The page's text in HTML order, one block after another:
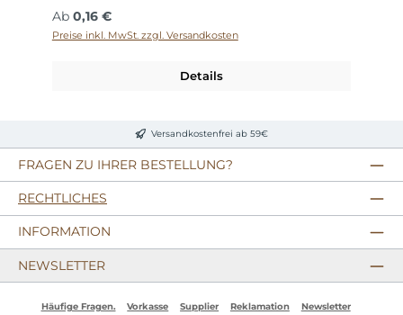
Regulärer Preis:
Ab 0,16 €
Preise inkl. MwSt. zzgl. Versandkosten
Details
Versandkostenfrei ab 59€
FRAGEN ZU IHRER BESTELLUNG?
RECHTLICHES
INFORMATION
NEWSLETTER
Häufige Fragen. Vorkasse Supplier Reklamation
Newsletter